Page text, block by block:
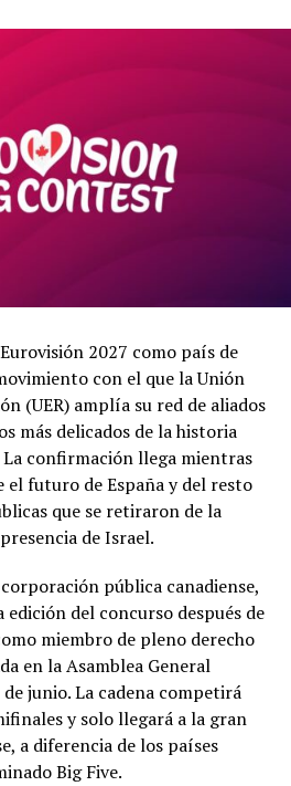
2027 como país de
con el que la Unión
(UER) amplía su red de aliados
más delicados de la historia
confirmación llega mientras
el futuro de España y del resto
que se retiraron de la
de Israel.
pública canadiense,
del concurso después de
miembro de pleno derecho
en la Asamblea General
junio. La cadena competirá
y solo llegará a la gran
a diferencia de los países
Big Five.